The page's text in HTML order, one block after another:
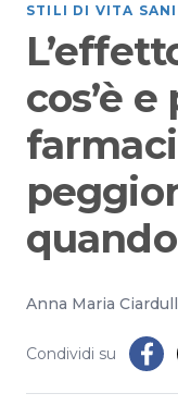
STILI DI VITA SANI
cos’è
Anna Maria
Condividi su